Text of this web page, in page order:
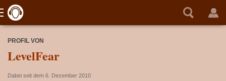
PROFIL VON
LevelFear
Dabei seit dem 6. Dezember 2010